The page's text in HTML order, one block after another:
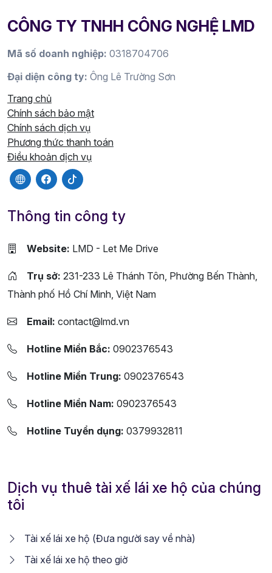
CÔNG TY TNHH CÔNG NGHỆ LMD
Mã số doanh nghiệp: 0318704706
Đại diện công ty: Ông Lê Trường Sơn
Trang chủ
Chính sách bảo mật
Chính sách dịch vụ
Phương thức thanh toán
Điều khoản dịch vụ
Thông tin công ty
Website: LMD - Let Me Drive
Trụ sở: 231-233 Lê Thánh Tôn, Phường Bến Thành,
Thành phố Hồ Chí Minh, Việt Nam
Email: contact@lmd.vn
Hotline Miền Bắc: 0902376543
Hotline Miền Trung: 0902376543
Hotline Miền Nam: 0902376543
Hotline Tuyển dụng: 0379932811
Dịch vụ thuê tài xế lái xe hộ của chúng
tôi
Tài xế lái xe hộ (Đưa người say về nhà)
Tài xế lái xe hộ theo giờ